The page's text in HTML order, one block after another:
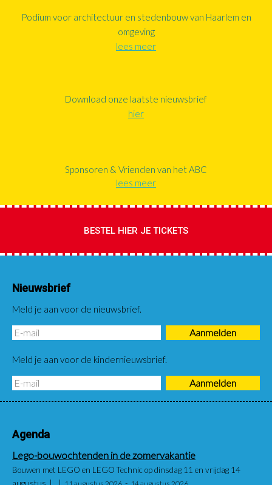
Podium voor architectuur en stedenbouw van Haarlem en
omgeving
lees meer
Download onze laatste nieuwsbrief
hier
Sponsoren & Vrienden van het ABC
lees meer
BESTEL HIER JE TICKETS
Nieuwsbrief
Meld je aan voor de nieuwsbrief.
Meld je aan voor de kindernieuwsbrief.
Agenda
Lego-bouwochtenden in de zomervakantie
Bouwen met LEGO en LEGO Technic op dinsdag 11 en vrijdag 14
augustus